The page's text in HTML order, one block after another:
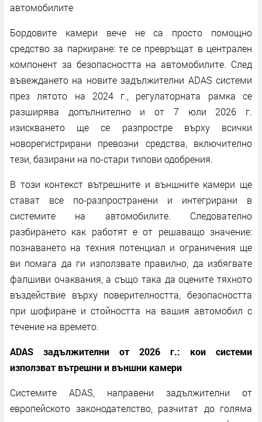
автомобилите
Бордовите камери вече не са просто помощно
средство за паркиране: те се превръщат в централен
компонент за безопасността на автомобилите. След
въвеждането на новите задължителни ADAS системи
през лятото на 2024 г., регулаторната рамка се
разширява допълнително и от 7 юли 2026 г.
изискването ще се разпростре върху всички
новорегистрирани превозни средства, включително
тези, базирани на по-стари типови одобрения.
В този контекст вътрешните и външните камери ще
стават все по-разпространени и интегрирани в
системите на автомобилите. Следователно
разбирането как работят е от решаващо значение:
познаването на техния потенциал и ограничения ще
ви помага да ги използвате правилно, да избягвате
фалшиви очаквания, а също така да оцените тяхното
въздействие върху поверителността, безопасността
при шофиране и стойността на вашия автомобил с
течение на времето.
ADAS задължителни от 2026 г.: кои системи
използват вътрешни и външни камери
Системите ADAS, направени задължителни от
европейското законодателство, разчитат до голяма